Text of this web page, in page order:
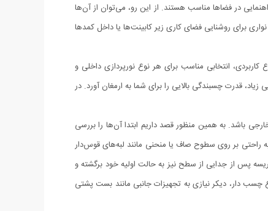
در فضاها مناسب هستند. از این رو، می‌توان از آن‌ها
برای روشنایی فضای کاری زیر کابینت‌ها یا داخل کمدها
انتخابی مناسب برای هر نوع نورپردازی داخلی و
قدرت چسبندگی بالایی را برای شما به ارمغان آورد. در
باشد. به همین منظور قصد داریم ابتدا آن‌ها را بررسی
به راحتی بر روی سطوح صاف یا منحنی مانند لبه‌های قوس‌دار
پس از جدایی از سطح نیز به حالت اولیه خود برگشته و
دار، دیکر نیازی به تجهیزات جانبی مانند بست پشتی